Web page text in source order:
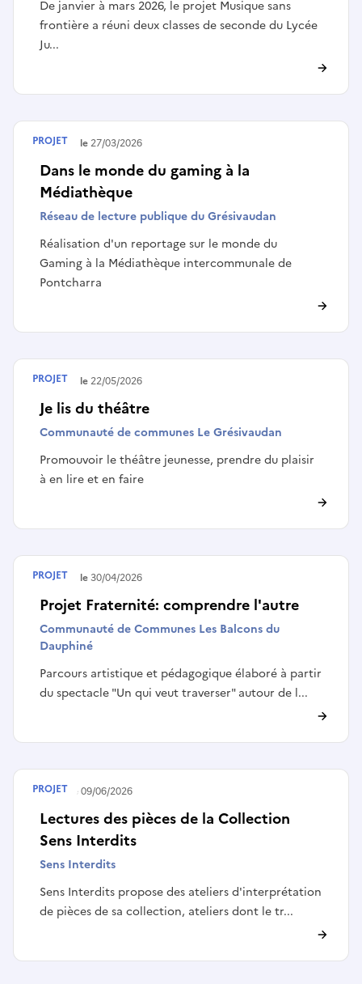
De janvier à mars 2026, le projet Musique sans
frontière a réuni deux classes de seconde du Lycée
Ju...
Dans le monde du gaming à la
Médiathèque
Réseau de lecture publique du Grésivaudan
Réalisation d'un reportage sur le monde du
Gaming à la Médiathèque intercommunale de
Pontcharra
Terminé le27/03/2026
PROJET
Je lis du théâtre
Communauté de communes Le Grésivaudan
Promouvoir le théâtre jeunesse, prendre du plaisir
à en lire et en faire
Terminé le22/05/2026
PROJET
Projet Fraternité: comprendre l'autre
Communauté de Communes Les Balcons du
Dauphiné
Parcours artistique et pédagogique élaboré à partir
du spectacle "Un qui veut traverser" autour de l...
Terminé le30/04/2026
PROJET
Lectures des pièces de la Collection
Sens Interdits
Sens Interdits
Sens Interdits propose des ateliers d'interprétation
de pièces de sa collection, ateliers dont le tr...
Publié le09/06/2026
PROJET